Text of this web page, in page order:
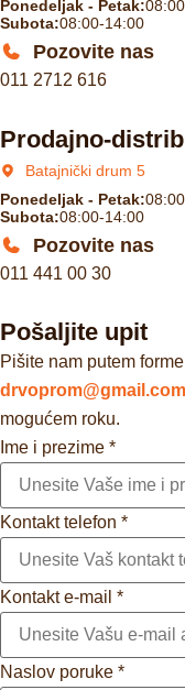
Ponedeljak - Petak:
Subota:08:00-14:00
Pozovite nas
011 2712 616
Prodajno-
Batajnički drum 5
Ponedeljak - Petak:
Subota:08:00-14:00
Pozovite nas
011 441 00 30
Pošaljite upit
Pišite nam putem
drvoprom@gmail.com
mogućem roku.
Ime i prezime *
Kontakt telefon *
Kontakt e-mail *
Naslov poruke *